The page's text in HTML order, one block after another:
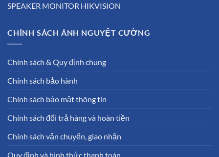
SPEAKER MONITOR HIKVISION
CHÍNH SÁCH ÁNH NGUYỆT CƯỜNG
Chính sách & Quy định chung
Chính sách bảo hành
Chính sách bảo mật thông tin
Chính sách đổi trả hàng và hoàn tiền
Chính sách vận chuyển, giao nhận
Quy định và hình thức thanh toán